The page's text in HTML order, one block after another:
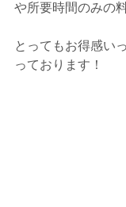
や所要時間のみの
とってもお得感い
っております！